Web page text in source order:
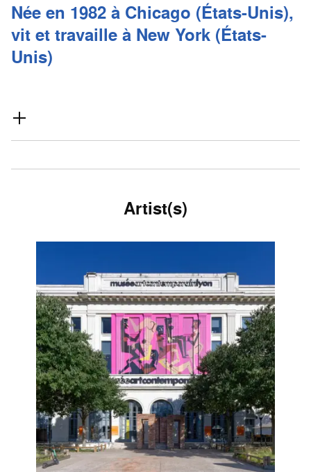
Née en 1982 à Chicago (États-Unis),
vit et travaille à New York (États-
Unis)
Artist(s)